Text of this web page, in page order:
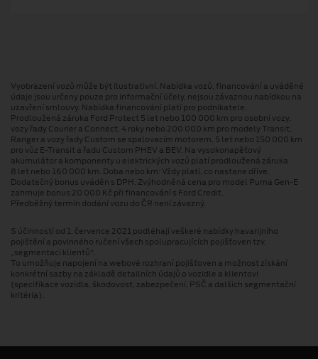
Vyobrazení vozů může být ilustrativní. Nabídka vozů, financování a uváděné
údaje jsou určeny pouze pro informační účely, nejsou závaznou nabídkou na
uzavření smlouvy. Nabídka financování platí pro podnikatele.
Prodloužená záruka Ford Protect 5 let nebo 100 000 km pro osobní vozy,
vozy řady Courier a Connect, 4 roky nebo 200 000 km pro modely Transit,
Ranger a vozy řady Custom se spalovacím motorem, 5 let nebo 150 000 km
pro vůz E-Transit a řadu Custom PHEV a BEV. Na vysokonapěťový
akumulátor a komponenty u elektrických vozů platí prodloužená záruka
8 let nebo 160 000 km. Doba nebo km: Vždy platí, co nastane dříve.
Dodatečný bonus uváděn s DPH. Zvýhodněná cena pro model Puma Gen⁠-⁠E
zahrnuje bonus 20 000 Kč při financování s Ford Credit.
Předběžný termín dodání vozu do ČR není závazný.
S účinností od 1. července 2021 podléhají veškeré nabídky havarijního
pojištění a povinného ručení všech spolupracujících pojišťoven tzv.
„segmentaci klientů“.
To umožňuje napojení na webové rozhraní pojišťoven a možnost získání
konkrétní sazby na základě detailních údajů o vozidle a klientovi
(specifikace vozidla, škodovost, zabezpečení, PSČ a dalších segmentační
kritéria).